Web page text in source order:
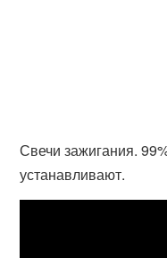
Свечи зажигания.
устанавливают.